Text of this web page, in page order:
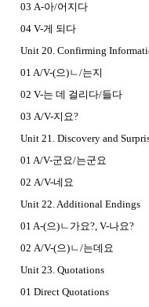
03 A-아/어지다
04 V-게 되다
Unit 20. Confirming
01 A/V-(으)ㄴ/는지
02 V-는 데 걸리다/들다
03 A/V-지요?
Unit 21. Discovery and
01 A/V-군요/는군요
02 A/V-네요
Unit 22. Additional Endings
01 A-(으)ㄴ가요?, V-나요?
02 A/V-(으)ㄴ/는데요
Unit 23. Quotations
01 Direct Quotations